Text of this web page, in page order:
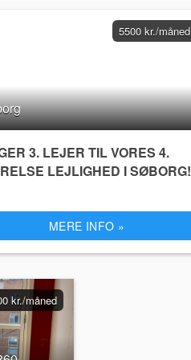
5500 kr./måned
3. LEJER TIL VORES 4.
LEJLIGHED I SØBORG!
MERE INFO »
kr./måned